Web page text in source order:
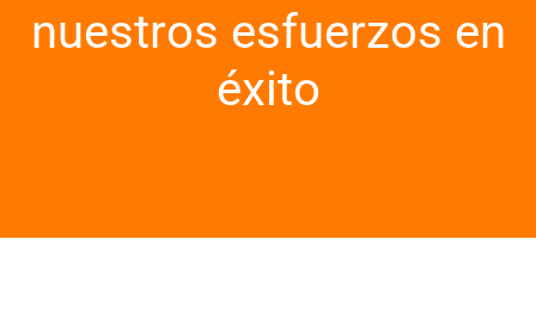
nuestros esfuerzos en
éxito